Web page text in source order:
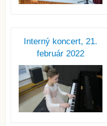
Interný koncert, 21.
február 2022